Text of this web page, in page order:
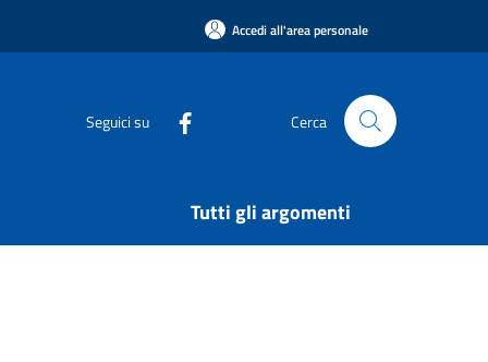
Accedi all'area personale
Seguici su Cerca
Tutti gli argomenti